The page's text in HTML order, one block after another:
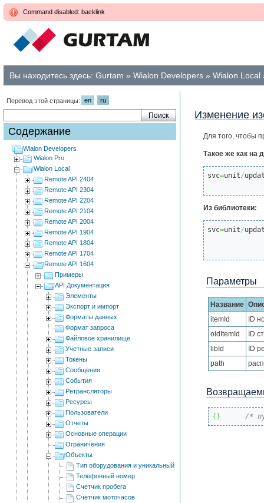
Command disabled: backlink
Вы находитесь здесь: Gurtam » Wialon Developers » Wialon Local
Перевод этой страницы: en ru
Содержание
Wialon Developers
Wialon Pro
Wialon Local
Remote API 2404
Remote API 2304
Remote API 2204
Remote API 2104
Remote API 2004
Remote API 1904
Remote API 1804
Remote API 1704
Remote API 1604
Примеры
API Документация
Элементы
Экспорт и импорт
Форматы данных
Формат запроса
Файловое хранилище
Учетные записи
Токены
Сообщения
События
Ретрансляторы
Ресурсы
Пользователи
Отчеты
Основные операции
Ограничения
Объекты
Тип оборудования и уникальный ID
Телефонный номер
Счетчик пробега
Счетчик моточасов
Изменение
Для того, чтобы
Такое же как на
svc=unit/
Из библиотеки:
svc=unit/
Параметры
Название
itemId
ID
oldItemId
ID
libId
ID
path
{ } /*